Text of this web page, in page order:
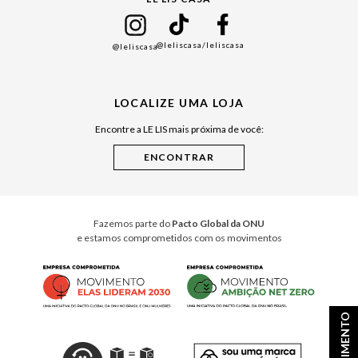
Cuidados Casa
@leliscasa@leliscasa/leliscasa
LOCALIZE UMA LOJA
Encontre a LE LIS mais próxima de você:
Fazemos parte do Pacto Global da ONU
e estamos comprometidos com os movimentos